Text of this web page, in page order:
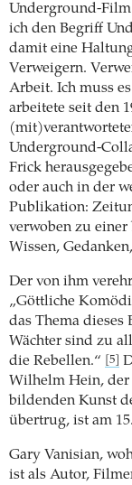
Underground-
ich den Begriff
damit eine
Verweigern.
Arbeit. Ich muss
arbeitete seit den
Underground-
Frick
oder auch in der
Publikation:
verwoben zu
Wissen,
Der von ihm
„Göttliche
das Thema dieses
Wächter sind zu
die Rebellen.“
[5]
Wilhelm Hein, der
bildenden Kunst
übertrug, ist am
Gary Vanisian,
ist als Autor,